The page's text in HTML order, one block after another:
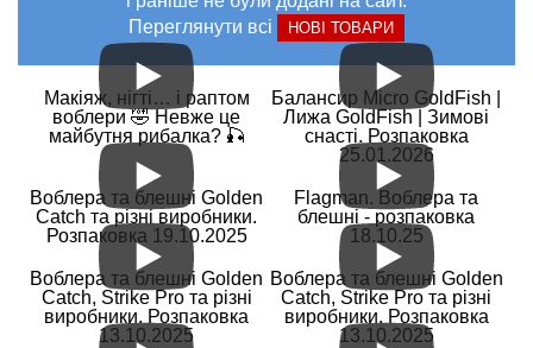
Переглянути всі
НОВІ ТОВАРИ
Макіяж, нігті… і раптом
воблери 🤣 Невже це
майбутня рибалка? 🎣
Балансир Micro GoldFish |
Лижа GoldFish | Зимові
снасті. Розпаковка
25.01.2026
Воблера та блешні Golden
Catch та різні виробники.
Розпаковка 19.10.2025
Flagman. Воблера та
блешні - розпаковка
18.10.25
Воблера та блешні Golden
Catch, Strike Pro та різні
виробники. Розпаковка
13.10.2025
Воблера та блешні Golden
Catch, Strike Pro та різні
виробники. Розпаковка
13.10.2025